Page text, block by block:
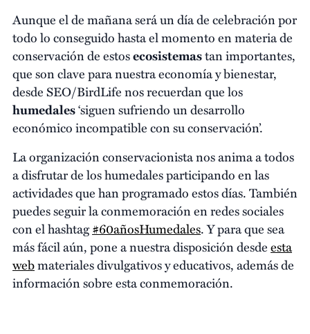
Aunque el de mañana será un día de celebración por
todo lo conseguido hasta el momento en materia de
conservación de estosecosistemastan importantes,
que son clave para nuestra economía y bienestar,
desde SEO/BirdLife nos recuerdan que los
humedales‘siguen sufriendo un desarrollo
económico incompatible con su conservación’.
La organización conservacionista nos anima a todos
a disfrutar de los humedales participando en las
actividades que han programado estos días. También
puedes seguir la conmemoración en redes sociales
con el hashtag#60añosHumedales. Y para que sea
más fácil aún, pone a nuestra disposición desdeesta
webmateriales divulgativos y educativos, además de
información sobre esta conmemoración.